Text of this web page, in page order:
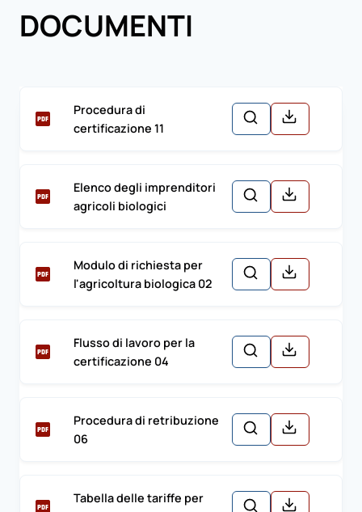
DOCUMENTI
Procedura di
certificazione 11
Elenco degli imprenditori
agricoli biologici
Modulo di richiesta per
l'agricoltura biologica 02
Flusso di lavoro per la
certificazione 04
Procedura di retribuzione
06
Tabella delle tariffe per